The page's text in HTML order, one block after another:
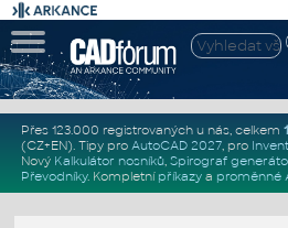
Přes 123.000 registrovaných u nás, celkem
(CZ+EN). Tipy pro AutoCAD 2027, pro
Nový Kalkulátor nosníků, Spirograf
Převodníky. Kompletní příkazya proměnné